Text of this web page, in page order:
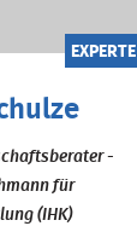
EXPERTE
-
für
(IHK)